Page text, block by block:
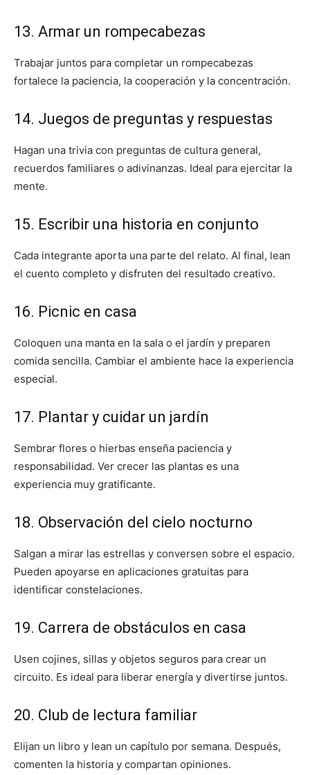
13. Armar un rompecabezas
Trabajar juntos para completar un rompecabezas
fortalece la paciencia, la cooperación y la concentración.
14. Juegos de preguntas y respuestas
Hagan una trivia con preguntas de cultura general,
recuerdos familiares o adivinanzas. Ideal para ejercitar la
mente.
15. Escribir una historia en conjunto
Cada integrante aporta una parte del relato. Al final, lean
el cuento completo y disfruten del resultado creativo.
16. Picnic en casa
Coloquen una manta en la sala o el jardín y preparen
comida sencilla. Cambiar el ambiente hace la experiencia
especial.
17. Plantar y cuidar un jardín
Sembrar flores o hierbas enseña paciencia y
responsabilidad. Ver crecer las plantas es una
experiencia muy gratificante.
18. Observación del cielo nocturno
Salgan a mirar las estrellas y conversen sobre el espacio.
Pueden apoyarse en aplicaciones gratuitas para
identificar constelaciones.
19. Carrera de obstáculos en casa
Usen cojines, sillas y objetos seguros para crear un
circuito. Es ideal para liberar energía y divertirse juntos.
20. Club de lectura familiar
Elijan un libro y lean un capítulo por semana. Después,
comenten la historia y compartan opiniones.